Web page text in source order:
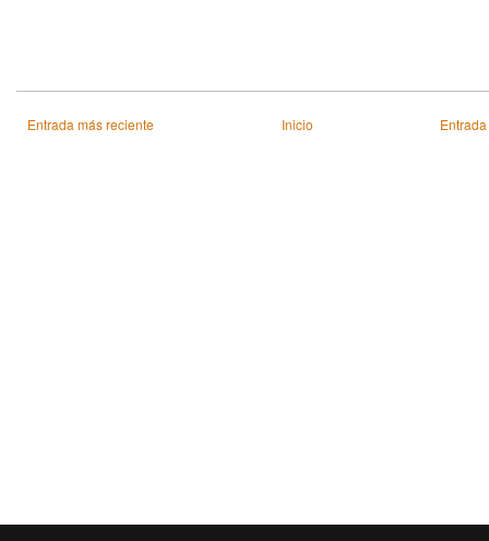
Entrada más reciente Inicio